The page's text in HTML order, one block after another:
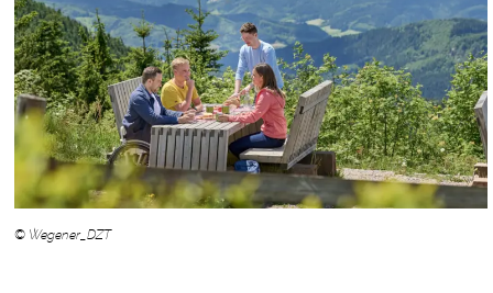
© Wegener_DZT